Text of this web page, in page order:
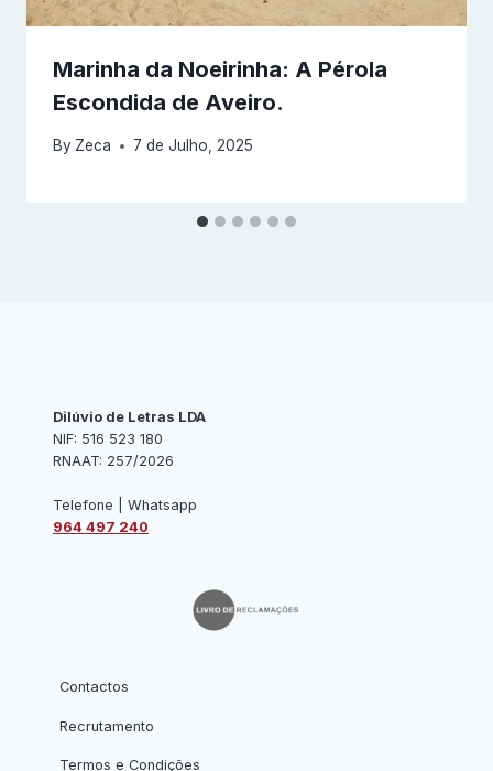
Marinha da Noeirinha: A Pérola
Escondida de Aveiro.
By Zeca 7 de Julho, 2025
Dilúvio de Letras LDA
NIF: 516 523 180
RNAAT: 257/2026
Telefone | Whatsapp
964 497 240
Contactos
Recrutamento
Termos e Condições